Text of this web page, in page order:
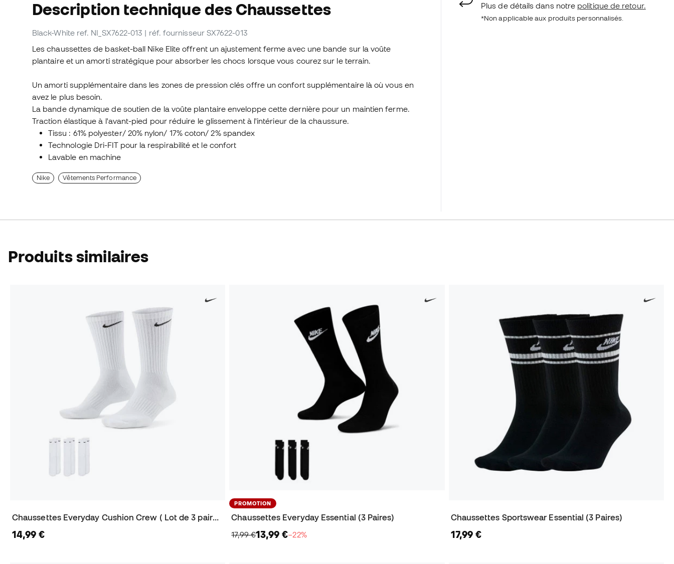
Description technique des Chaussettes
Black-White ref. NI_SX7622-013 | réf. fournisseur SX7622-013
Les chaussettes de basket-ball Nike Elite offrent un ajustement ferme avec une bande sur la voûte
plantaire et un amorti stratégique pour absorber les chocs lorsque vous courez sur le terrain.
Un amorti supplémentaire dans les zones de pression clés offre un confort supplémentaire là où vous en
avez le plus besoin.
La bande dynamique de soutien de la voûte plantaire enveloppe cette dernière pour un maintien ferme.
Traction élastique à l'avant-pied pour réduire le glissement à l'intérieur de la chaussure.
Tissu : 61% polyester/ 20% nylon/ 17% coton/ 2% spandex
Technologie Dri-FIT pour la respirabilité et le confort
Lavable en machine
Nike Vêtements Performance
Plus de détails dans notre politique de retour.
*Non applicable aux produits personnalisés.
Produits similaires
Chaussettes Everyday Cushion Crew ( Lot de 3 paires)
14,99 €
PROMOTION
Chaussettes Everyday Essential (3 Paires)
17,99 €13,99 €−22%
Chaussettes Sportswear Essential (3 Paires)
17,99 €